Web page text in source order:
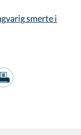
smerte i